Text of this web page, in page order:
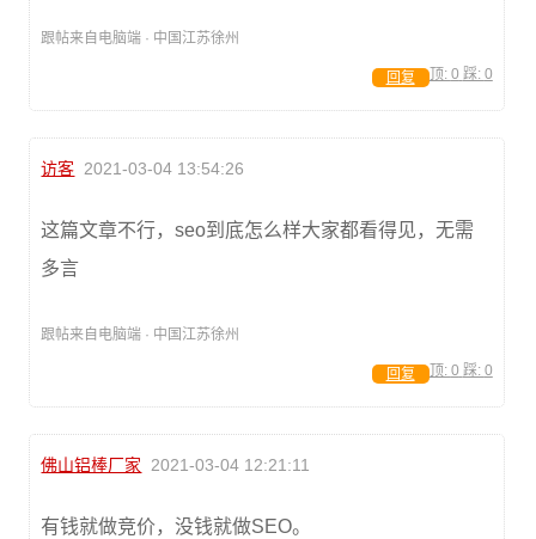
跟帖来自电脑端 · 中国江苏徐州
顶: 0 踩: 0
回复
访客 2021-03-04 13:54:26
这篇文章不行，seo到底怎么样大家都看得见，无需
多言
跟帖来自电脑端 · 中国江苏徐州
顶: 0 踩: 0
回复
佛山铝棒厂家 2021-03-04 12:21:11
有钱就做竞价，没钱就做SEO。